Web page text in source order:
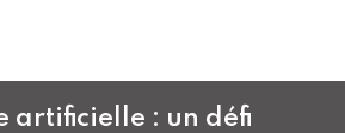
artificielle : un défi